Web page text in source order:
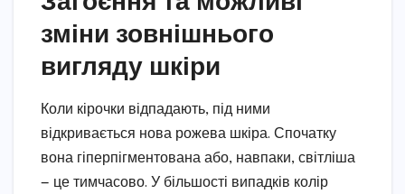
зміни зовнішнього
вигляду шкіри
Коли кірочки відпадають, під ними
відкривається нова рожева шкіра. Спочатку
вона гіперпігментована або, навпаки, світліша
— це тимчасово. У більшості випадків колір